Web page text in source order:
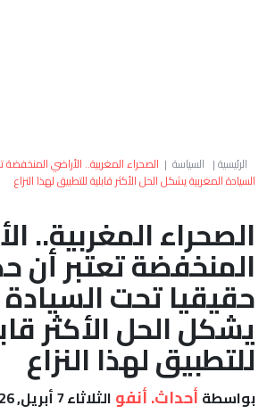
العالم
الصحراء
الرئيسية| السياسة | الصحراء المغربية.. الأراضي المنخفضة
السيادة المغربية يشكل الحل الأكثر قابلية للتطبيق لهذا النزاع
الصحراء المغربية..
المنخفضة تعتبر أن
حقيقيا تحت السيادة
يشكل الحل الأكثر
للتطبيق لهذا النزاع
بواسطة أحداث. أنفو الثلاثاء 7 أبريل, 2026 - 19:24